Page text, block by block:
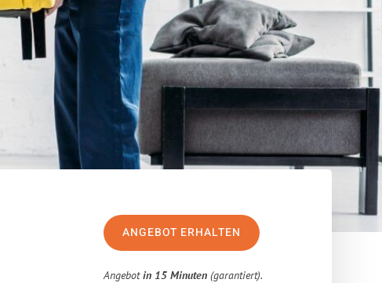
ANGEBOT ERHALTEN
Angebotin 15 Minuten (garantiert).